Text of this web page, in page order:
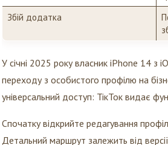
Збій додатка
У січні 2025 року власник iPhone 14 з
переходу з особистого профілю на
універсальний доступ: ТікТок видає
Спочатку відкрийте редагування
Детальний маршрут залежить від